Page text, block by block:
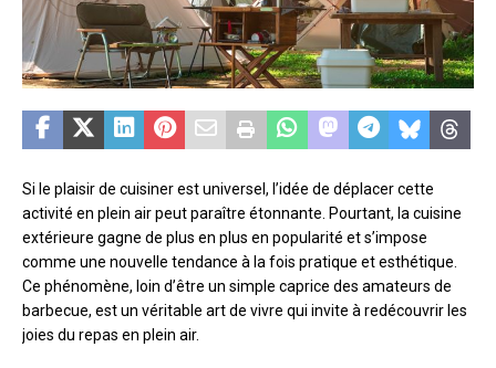
Si le plaisir de cuisiner est universel, l’idée de déplacer cette
activité en plein air peut paraître étonnante. Pourtant, la cuisine
extérieure gagne de plus en plus en popularité et s’impose
comme une nouvelle tendance à la fois pratique et esthétique.
Ce phénomène, loin d’être un simple caprice des amateurs de
barbecue, est un véritable art de vivre qui invite à redécouvrir les
joies du repas en plein air.